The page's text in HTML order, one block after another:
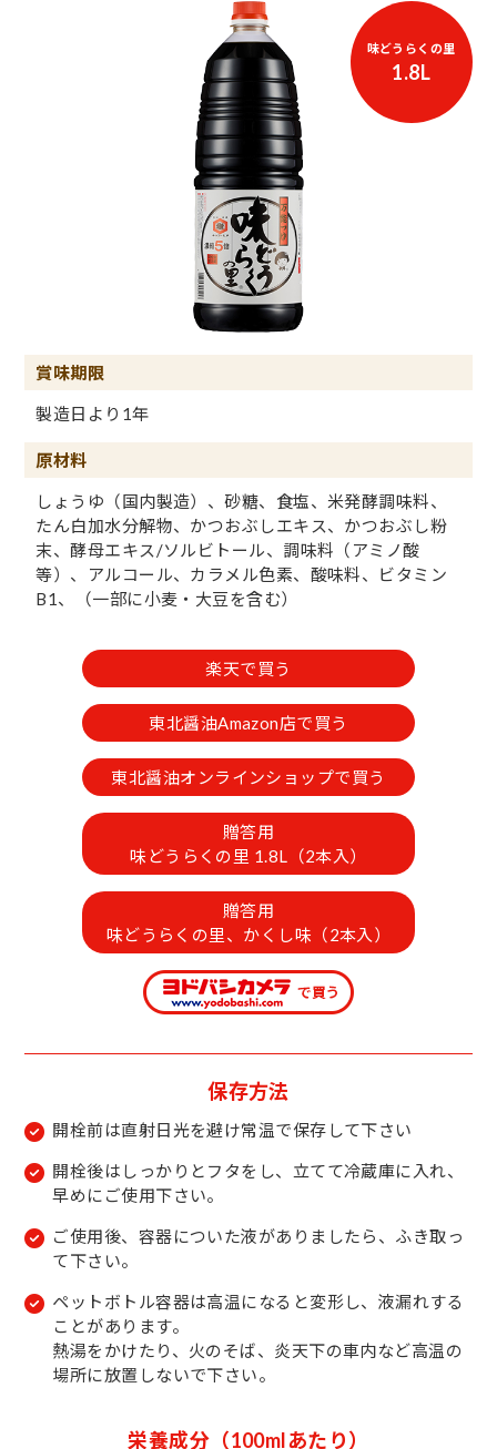
味どうらくの里
1.8L
賞味期限
製造日より1年
原材料
しょうゆ（国内製造）、砂糖、食塩、米発酵調味料、
たん白加水分解物、かつおぶしエキス、かつおぶし粉
末、酵母エキス/ソルビトール、調味料（アミノ酸
等）、アルコール、カラメル色素、酸味料、ビタミン
B1、（一部に小麦・大豆を含む）
楽天で買う
東北醤油Amazon店で買う
東北醤油オンラインショップで買う
贈答用
味どうらくの里 1.8L（2本入）
贈答用
味どうらくの里、かくし味（2本入）
保存方法
開栓前は直射日光を避け常温で保存して下さい
開栓後はしっかりとフタをし、立てて冷蔵庫に入れ、
早めにご使用下さい。
ご使用後、容器についた液がありましたら、ふき取っ
て下さい。
ペットボトル容器は高温になると変形し、液漏れする
ことがあります。
熱湯をかけたり、火のそば、炎天下の車内など高温の
場所に放置しないで下さい。
栄養成分（100mlあたり）